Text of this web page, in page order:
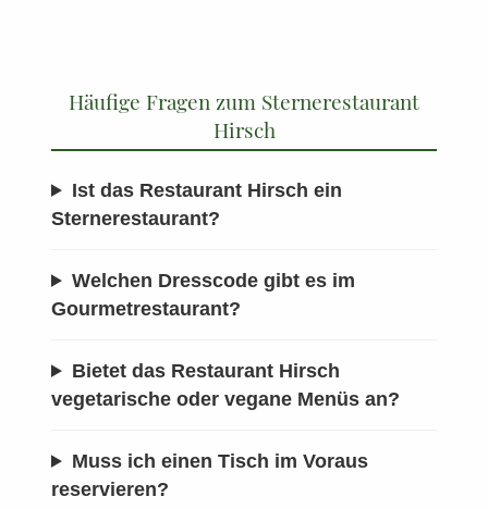
Häufige Fragen zum Sternerestaurant
Hirsch
Ist das Restaurant Hirsch ein
Sternerestaurant?
Welchen Dresscode gibt es im
Gourmetrestaurant?
Bietet das Restaurant Hirsch
vegetarische oder vegane Menüs an?
Muss ich einen Tisch im Voraus
reservieren?